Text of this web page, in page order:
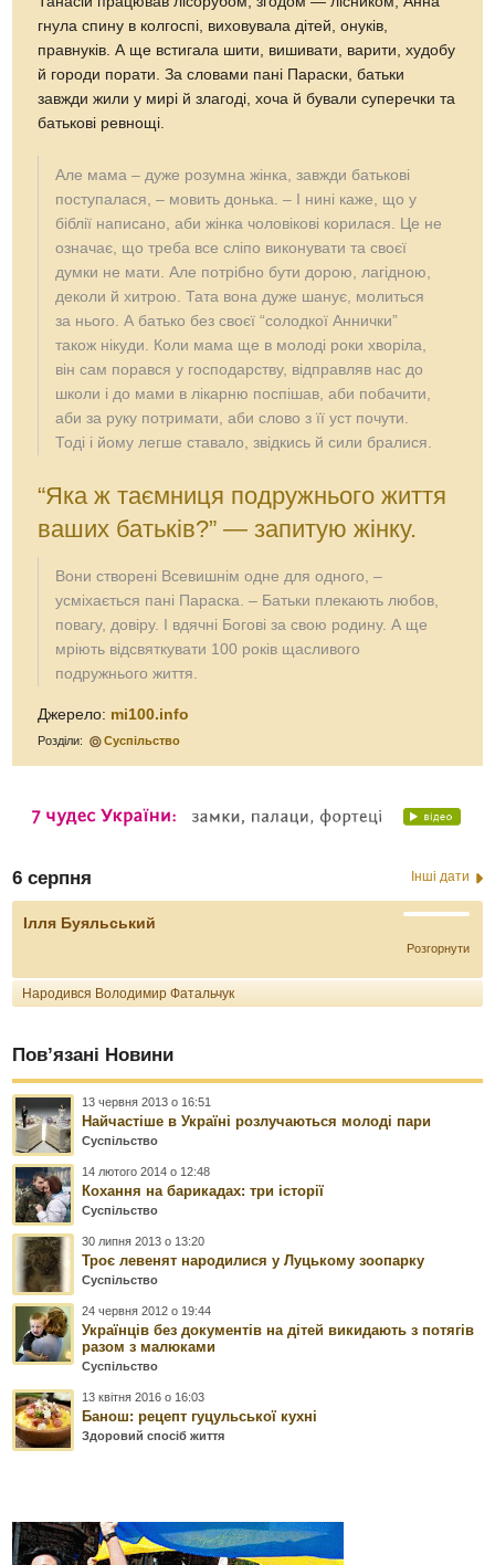
гнула спину в колгоспі, виховувала дітей, онуків,
правнуків. А ще встигала шити, вишивати, варити, худобу
й городи порати. За словами пані Параски, батьки
завжди жили у мирі й злагоді, хоча й бували суперечки та
батькові ревнощі.
Але мама – дуже розумна жінка, завжди батькові
поступалася, – мовить донька. – І нині каже, що у
біблії написано, аби жінка чоловікові корилася. Це не
означає, що треба все сліпо виконувати та своєї
думки не мати. Але потрібно бути дорою, лагідною,
деколи й хитрою. Тата вона дуже шанує, молиться
за нього. А батько без своєї “солодкої Аннички”
також нікуди. Коли мама ще в молоді роки хворіла,
він сам порався у господарству, відправляв нас до
школи і до мами в лікарню поспішав, аби побачити,
аби за руку потримати, аби слово з її уст почути.
Тоді і йому легше ставало, звідкись й сили бралися.
“Яка ж таємниця подружнього життя
ваших батьків?” — запитую жінку.
Вони створені Всевишнім одне для одного, –
усміхається пані Параска. – Батьки плекають любов,
повагу, довіру. І вдячні Богові за свою родину. А ще
мріють відсвяткувати 100 років щасливого
подружнього життя.
Джерело: mi100.info
Розділи: Суспільство
6 серпня Інші дати
Ілля Буяльський
Розгорнути
Народився Володимир Фатальчук
Пов’язані Новини
13 червня 2013 о 16:51
Найчастіше в Україні розлучаються молоді пари
Суспільство
14 лютого 2014 о 12:48
Кохання на барикадах: три історії
Суспільство
30 липня 2013 о 13:20
Троє левенят народилися у Луцькому зоопарку
Суспільство
24 червня 2012 о 19:44
Українців без документів на дітей викидають з потягів
разом з малюками
Суспільство
13 квітня 2016 о 16:03
Банош: рецепт гуцульської кухні
Здоровий спосіб життя